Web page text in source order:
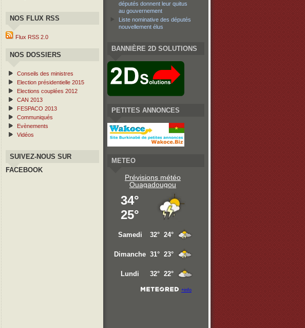
NOS FLUX RSS
Flux RSS 2.0
NOS DOSSIERS
Conseils des ministres
Election présidentielle 2015
Elections couplées 2012
CAN 2013
FESPACO 2013
Communiqués
Evènements
Vidéos
SUIVEZ-NOUS SUR
FACEBOOK
députés donnent leur quitus
au gouvernement
Liste nominative des députés
nouvellement élus
BANNIÈRE 2D SOLUTIONS
PETITES ANNONCES
METEO
Prévisions météo
Ouagadougou